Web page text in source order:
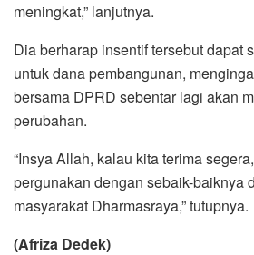
meningkat,” lanjutnya.
Dia berharap insentif tersebut dapat
untuk dana pembangunan,
bersama DPRD sebentar lagi akan
perubahan.
“Insya Allah, kalau kita terima
pergunakan dengan sebaik-baiknya
masyarakat Dharmasraya,” tutupnya.
(Afriza Dedek)